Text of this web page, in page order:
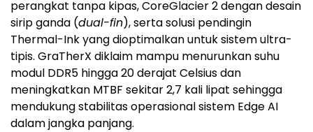
perangkat tanpa kipas, CoreGlacier 2 dengan desain
sirip ganda (dual-fin), serta solusi pendingin
Thermal-Ink yang dioptimalkan untuk sistem ultra-
tipis. GraTherX diklaim mampu menurunkan suhu
modul DDR5 hingga 20 derajat Celsius dan
meningkatkan MTBF sekitar 2,7 kali lipat sehingga
mendukung stabilitas operasional sistem Edge AI
dalam jangka panjang.